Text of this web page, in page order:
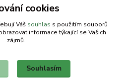
cookies
Váš souhlas s použitím souborů
informace týkající se Vašich
zájmů.
Souhlasím